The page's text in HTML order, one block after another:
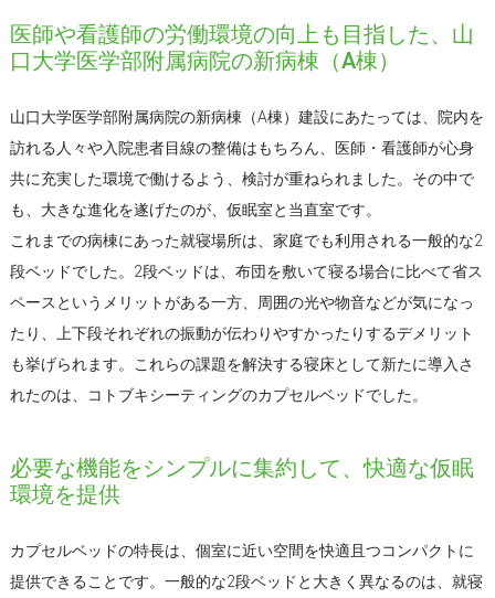
医師や看護師の労働環境の向上も目指した、山
口大学医学部附属病院の新病棟（A棟）
山口大学医学部附属病院の新病棟（A棟）建設にあたっては、院内を
訪れる人々や入院患者目線の整備はもちろん、医師・看護師が心身
共に充実した環境で働けるよう、検討が重ねられました。その中で
も、大きな進化を遂げたのが、仮眠室と当直室です。
これまでの病棟にあった就寝場所は、家庭でも利用される一般的な2
段ベッドでした。2段ベッドは、布団を敷いて寝る場合に比べて省ス
ペースというメリットがある一方、周囲の光や物音などが気になっ
たり、上下段それぞれの振動が伝わりやすかったりするデメリット
も挙げられます。これらの課題を解決する寝床として新たに導入さ
れたのは、コトブキシーティングのカプセルベッドでした。
必要な機能をシンプルに集約して、快適な仮眠
環境を提供
カプセルベッドの特長は、個室に近い空間を快適且つコンパクトに
提供できることです。一般的な2段ベッドと大きく異なるのは、就寝